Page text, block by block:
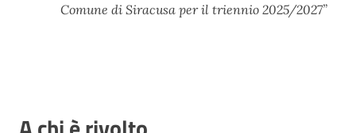
Comune di Siracusa per il triennio 2025/2027”